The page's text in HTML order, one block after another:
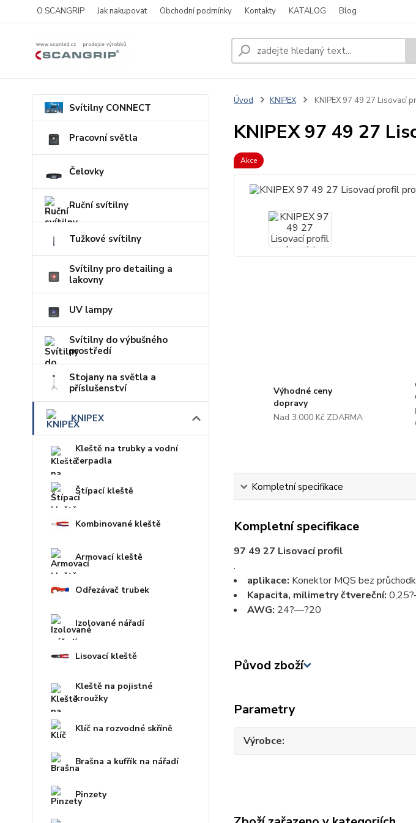
O SCANGRIP Jak nakupovat Obchodní podmínky Kontakty KATALOG Blog
Svítilny CONNECT
Pracovní světla
Čelovky
Ruční svítilny
Tužkové svítilny
Svítilny pro detailing a
lakovny
UV lampy
Svítilny do výbušného
prostředí
Stojany na světla a
příslušenství
KNIPEX
Kleště na trubky a vodní
čerpadla
Štípací kleště
Kombinované kleště
Armovací kleště
Odřezávač trubek
Izolované nářadí
Lisovací kleště
Kleště na pojistné
kroužky
Klíč na rozvodné skříně
Brašna a kufřík na nářadí
Pinzety
Úvod KNIPEX KNIPEX 97 49 27 Lisovací
KNIPEX 97 49 27
Akce
Výhodné ceny
dopravy
Nad 3.000 Kč ZDARMA
Kompletní specifikace
Kompletní specifikace
97 49 27 Lisovací profil
.
aplikace: Konektor MQS bez
Kapacita, milimetry čtvereční:
AWG: 24?—?20
Původ zboží
Parametry
Výrobce